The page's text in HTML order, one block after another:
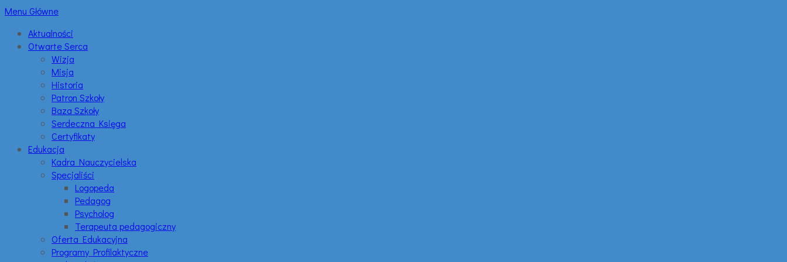
Menu Główne
Aktualności
Otwarte Serca
Wizja
Misja
Historia
Patron Szkoły
Baza Szkoły
Serdeczna Księga
Certyfikaty
Edukacja
Kadra Nauczycielska
Specjaliści
Logopeda
Pedagog
Psycholog
Terapeuta pedagogiczny
Oferta Edukacyjna
Programy Profilaktyczne